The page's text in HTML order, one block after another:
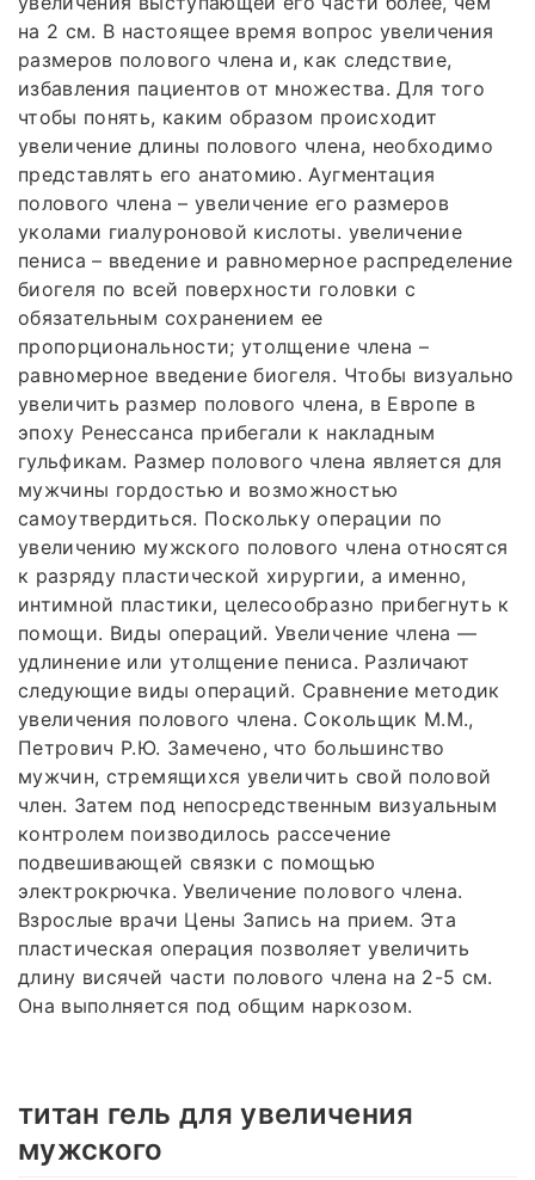
на 2 см. В настоящее время вопрос увеличения
размеров полового члена и, как следствие,
избавления пациентов от множества. Для того
чтобы понять, каким образом происходит
увеличение длины полового члена, необходимо
представлять его анатомию. Аугментация
полового члена – увеличение его размеров
уколами гиалуроновой кислоты. увеличение
пениса – введение и равномерное распределение
биогеля по всей поверхности головки с
обязательным сохранением ее
пропорциональности; утолщение члена –
равномерное введение биогеля. Чтобы визуально
увеличить размер полового члена, в Европе в
эпоху Ренессанса прибегали к накладным
гульфикам. Размер полового члена является для
мужчины гордостью и возможностью
самоутвердиться. Поскольку операции по
увеличению мужского полового члена относятся
к разряду пластической хирургии, а именно,
интимной пластики, целесообразно прибегнуть к
помощи. Виды операций. Увеличение члена —
удлинение или утолщение пениса. Различают
следующие виды операций. Сравнение методик
увеличения полового члена. Сокольщик М.М.,
Петрович Р.Ю. Замечено, что большинство
мужчин, стремящихся увеличить свой половой
член. Затем под непосредственным визуальным
контролем поизводилось рассечение
подвешивающей связки с помощью
электрокрючка. Увеличение полового члена.
Взрослые врачи Цены Запись на прием. Эта
пластическая операция позволяет увеличить
длину висячей части полового члена на 2-5 см.
Она выполняется под общим наркозом.
титан гель для увеличения
мужского